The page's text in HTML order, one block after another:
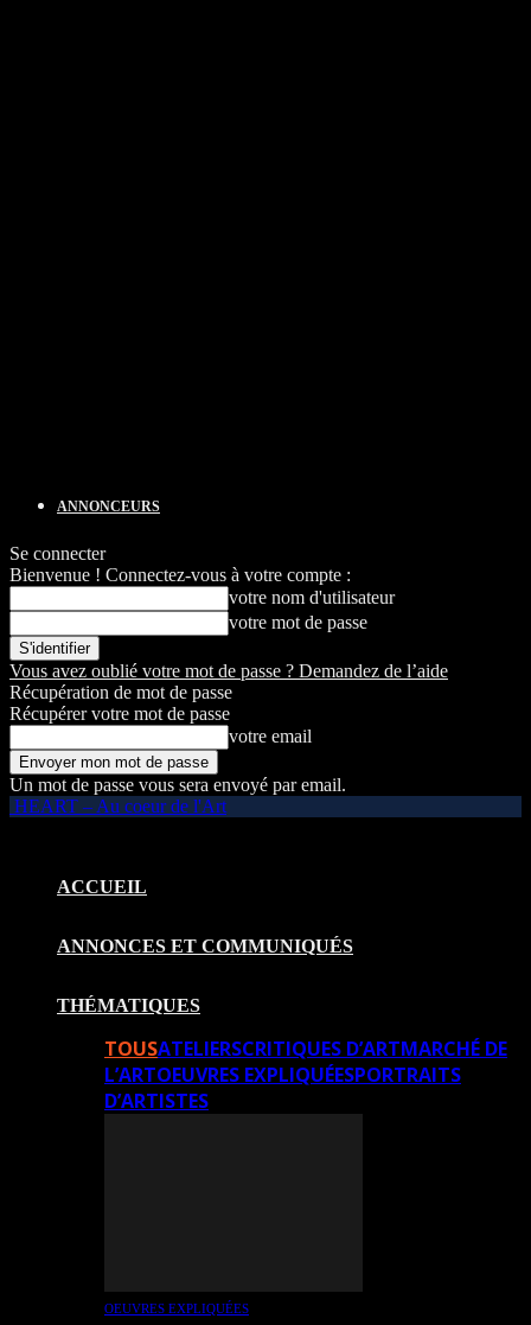
ANNONCEURS
Se connecter
Bienvenue ! Connectez-vous à votre compte :
votre nom d'utilisateur
votre mot de passe
Vous avez oublié votre mot de passe ? Demandez de l’aide
Récupération de mot de passe
Récupérer votre mot de passe
votre email
Un mot de passe vous sera envoyé par email.
HEART – Au coeur de l'Art
ACCUEIL
ANNONCES ET COMMUNIQUÉS
THÉMATIQUES
TOUSATELIERSCRITIQUES D’ARTMARCHÉ DE
L’ARTOEUVRES EXPLIQUÉESPORTRAITS
D’ARTISTES
OEUVRES EXPLIQUÉES